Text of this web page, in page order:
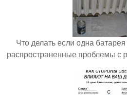
Что делать если одна
распространенные проблемы с